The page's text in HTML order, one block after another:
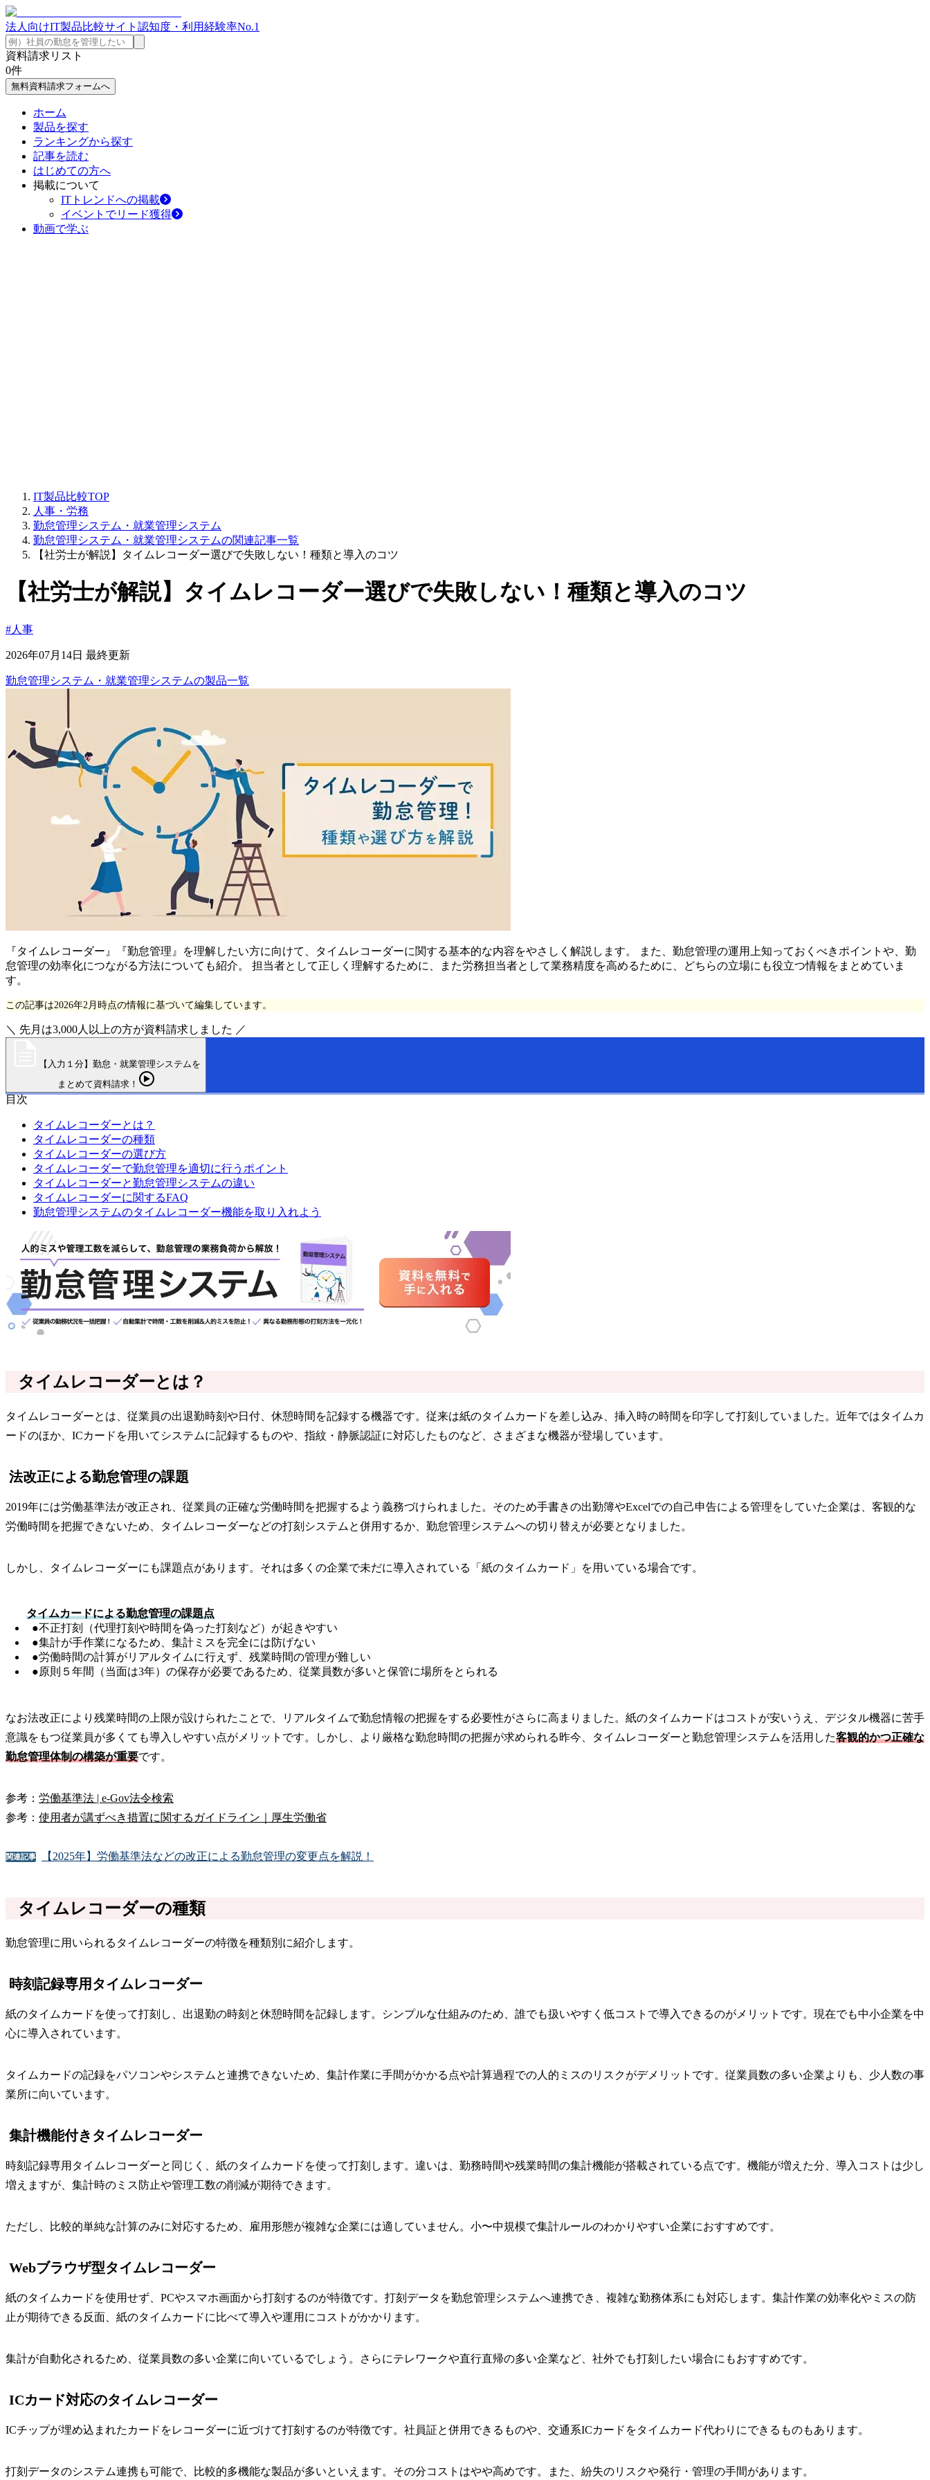
法人向けIT製品比較サイト 認知度・利用経験率No.1
資料請求リスト
0件
無料資料請求フォームへ
ホーム
製品を探す
ランキングから探す
記事を読む
はじめての方へ
掲載について
ITトレンドへの掲載
イベントでリード獲得
動画で学ぶ
IT製品比較TOP
人事・労務
勤怠管理システム・就業管理システム
勤怠管理システム・就業管理システムの関連記事一覧
【社労士が解説】タイムレコーダー選びで失敗しない！種類と導入のコツ
【社労士が解説】タイムレコーダー選びで失敗しない！種類と導入のコツ
#人事
2026年07月14日 最終更新
勤怠管理システム・就業管理システムの製品一覧
『タイムレコーダー』『勤怠管理』を理解したい方に向けて、タイムレコーダーに関する基本的な内容をやさしく解説します。 また、勤怠管理の運用上知っておくべきポイントや、勤
怠管理の効率化につながる方法についても紹介。 担当者として正しく理解するために、また労務担当者として業務精度を高めるために、どちらの立場にも役立つ情報をまとめていま
す。
この記事は2026年2月時点の情報に基づいて編集しています。
＼ 先月は3,000人以上の方が資料請求しました ／
【入力１分】勤怠・就業管理システムを
まとめて資料請求！
目次
タイムレコーダーとは？
タイムレコーダーの種類
タイムレコーダーの選び方
タイムレコーダーで勤怠管理を適切に行うポイント
タイムレコーダーと勤怠管理システムの違い
タイムレコーダーに関するFAQ
勤怠管理システムのタイムレコーダー機能を取り入れよう
タイムレコーダーとは？
タイムレコーダーとは、従業員の出退勤時刻や日付、休憩時間を記録する機器です。従来は紙のタイムカードを差し込み、挿入時の時間を印字して打刻していました。近年ではタイムカ
ードのほか、ICカードを用いてシステムに記録するものや、指紋・静脈認証に対応したものなど、さまざまな機器が登場しています。
法改正による勤怠管理の課題
2019年には労働基準法が改正され、従業員の正確な労働時間を把握するよう義務づけられました。そのため手書きの出勤簿やExcelでの自己申告による管理をしていた企業は、客観的な
労働時間を把握できないため、タイムレコーダーなどの打刻システムと併用するか、勤怠管理システムへの切り替えが必要となりました。
しかし、タイムレコーダーにも課題点があります。それは多くの企業で未だに導入されている「紙のタイムカード」を用いている場合です。
タイムカードによる勤怠管理の課題点
●不正打刻（代理打刻や時間を偽った打刻など）が起きやすい
●集計が手作業になるため、集計ミスを完全には防げない
●労働時間の計算がリアルタイムに行えず、残業時間の管理が難しい
●原則５年間（当面は3年）の保存が必要であるため、従業員数が多いと保管に場所をとられる
なお法改正により残業時間の上限が設けられたことで、リアルタイムで勤怠情報の把握をする必要性がさらに高まりました。紙のタイムカードはコストが安いうえ、デジタル機器に苦手
意識をもつ従業員が多くても導入しやすい点がメリットです。しかし、より厳格な勤怠時間の把握が求められる昨今、タイムレコーダーと勤怠管理システムを活用した客観的かつ正確な
勤怠管理体制の構築が重要です。
参考： 労働基準法 | e-Gov法令検索
参考： 使用者が講ずべき措置に関するガイドライン｜厚生労働省
関連記事 【2025年】労働基準法などの改正による勤怠管理の変更点を解説！
タイムレコーダーの種類
勤怠管理に用いられるタイムレコーダーの特徴を種類別に紹介します。
時刻記録専用タイムレコーダー
紙のタイムカードを使って打刻し、出退勤の時刻と休憩時間を記録します。シンプルな仕組みのため、誰でも扱いやすく低コストで導入できるのがメリットです。現在でも中小企業を中
心に導入されています。
タイムカードの記録をパソコンやシステムと連携できないため、集計作業に手間がかかる点や計算過程での人的ミスのリスクがデメリットです。従業員数の多い企業よりも、少人数の事
業所に向いています。
集計機能付きタイムレコーダー
時刻記録専用タイムレコーダーと同じく、紙のタイムカードを使って打刻します。違いは、勤務時間や残業時間の集計機能が搭載されている点です。機能が増えた分、導入コストは少し
増えますが、集計時のミス防止や管理工数の削減が期待できます。
ただし、比較的単純な計算のみに対応するため、雇用形態が複雑な企業には適していません。小〜中規模で集計ルールのわかりやすい企業におすすめです。
Webブラウザ型タイムレコーダー
紙のタイムカードを使用せず、PCやスマホ画面から打刻するのが特徴です。打刻データを勤怠管理システムへ連携でき、複雑な勤務体系にも対応します。集計作業の効率化やミスの防
止が期待できる反面、紙のタイムカードに比べて導入や運用にコストがかかります。
集計が自動化されるため、従業員数の多い企業に向いているでしょう。さらにテレワークや直行直帰の多い企業など、社外でも打刻したい場合にもおすすめです。
ICカード対応のタイムレコーダー
ICチップが埋め込まれたカードをレコーダーに近づけて打刻するのが特徴です。社員証と併用できるものや、交通系ICカードをタイムカード代わりにできるものもあります。
打刻データのシステム連携も可能で、比較的多機能な製品が多いといえます。その分コストはやや高めです。また、紛失のリスクや発行・管理の手間があります。